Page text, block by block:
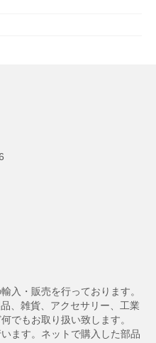
入・販売を行っております。
、雑貨、アクセサリー、工業
でもお取り扱い致します。
ます。ネットで購入した部品